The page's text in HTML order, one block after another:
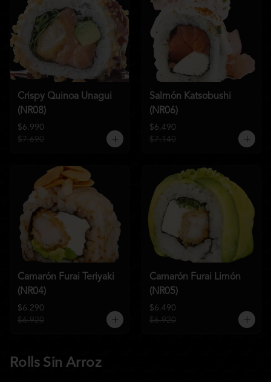
Crispy Quinoa Unagui
(NR08)
$6.990
$7.690
Salmón Katsobushi
(NR06)
$6.490
$7.140
Camarón Furai Teriyaki
(NR04)
$6.290
$6.920
Camarón Furai Limón
(NR05)
$6.490
$6.920
Rolls Sin Arroz